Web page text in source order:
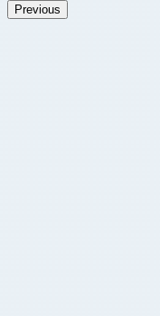
Previous